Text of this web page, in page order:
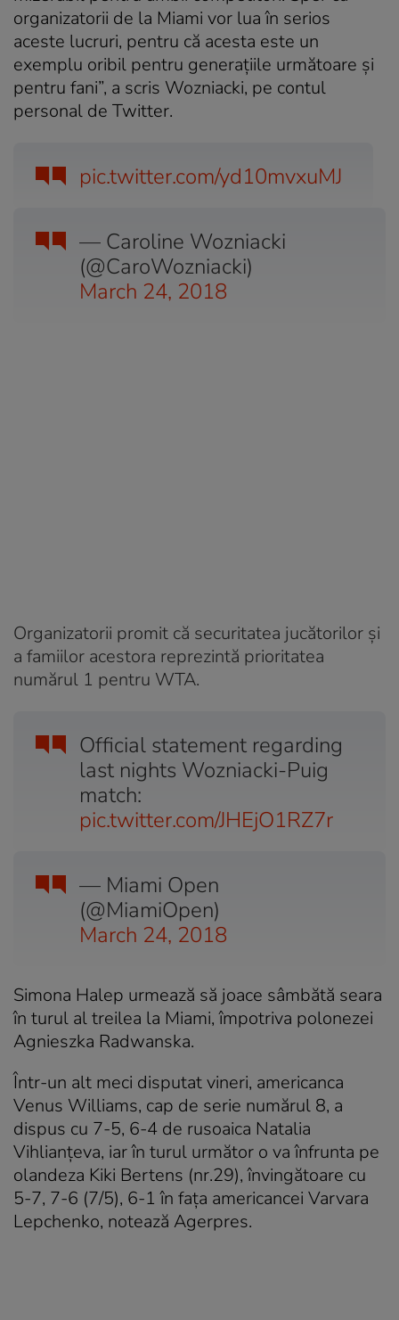
organizatorii de la Miami vor lua în serios
aceste lucruri, pentru că acesta este un
exemplu oribil pentru generațiile următoare și
pentru fani”, a scris Wozniacki, pe contul
personal de Twitter.
pic.twitter.com/yd10mvxuMJ
— Caroline Wozniacki
(@CaroWozniacki)
March 24, 2018
Organizatorii promit că securitatea jucătorilor și
a famiilor acestora reprezintă prioritatea
numărul 1 pentru WTA.
Official statement regarding
last nights Wozniacki-Puig
match:
pic.twitter.com/JHEjO1RZ7r
— Miami Open
(@MiamiOpen)
March 24, 2018
Simona Halep urmează să joace sâmbătă seara
în turul al treilea la Miami, împotriva polonezei
Agnieszka Radwanska.
Într-un alt meci disputat vineri, americanca
Venus Williams, cap de serie numărul 8, a
dispus cu 7-5, 6-4 de rusoaica Natalia
Vihlianţeva, iar în turul următor o va înfrunta pe
olandeza Kiki Bertens (nr.29), învingătoare cu
5-7, 7-6 (7/5), 6-1 în faţa americancei Varvara
Lepchenko, notează Agerpres.